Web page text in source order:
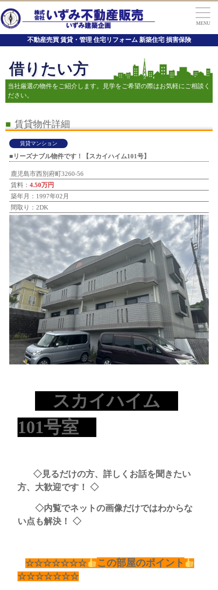
MENU
不動産売買 賃貸・管理 住宅リフォーム 新築住宅 損害保険
借りたい方
当社厳選の物件をご紹介します。見学をご希望の際はお気軽にご相談く
ださい。
■ 賃貸物件詳細
賃貸マンション
■リーズナブル物件です！【スカイハイム101号】
鹿児島市西別府町3260-56
賃料：4.50万円
築年月：1997年02月
間取り：2DK
スカイハイム
101号室
◇見るだけの方、詳しくお話を聞きたい
方、大歓迎です！ ◇
◇内覧でネットの画像だけではわからな
い点も解決！ ◇
☆☆☆☆☆☆☆ この部屋のポイント
☆☆☆☆☆☆☆